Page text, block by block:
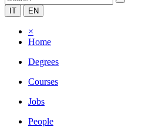
IT EN
×
Home
Degrees
Courses
Jobs
People